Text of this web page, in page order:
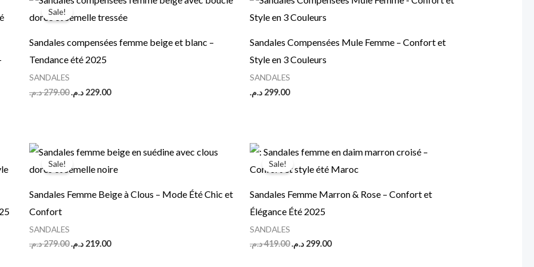
Sale!
Sandales compensées femme beige et blanc –
Tendance été 2025
SANDALES
279.00د.م.
price
was:
229.00 د.م.
price
is:
Sandales Compensées Mule Femme – Confort et
Style en 3 Couleurs
SANDALES
299.00 د.م.
Sale!
Sandales Femme Beige à Clous – Mode Été Chic et
Confort
SANDALES
279.00د.م.
Original
price
was:
219.00 د.م.
Current
price
is:
Sale!
Sandales Femme Marron & Rose – Confort et
Élégance Été 2025
SANDALES
419.00د.م.
Original
price
was:
299.00 د.م.
Current
price
is: